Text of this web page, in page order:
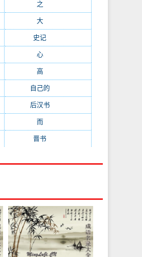
之
大(292)
史记
心(200)
高(190)
自己的
后汉书(177)
而(164)
晋书